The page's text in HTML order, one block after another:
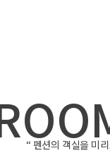
“ 펜션의 객실을 미